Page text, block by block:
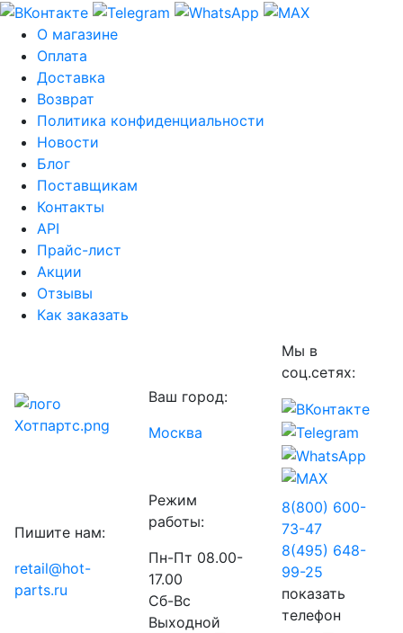
О магазине
Оплата
Доставка
Возврат
Политика конфиденциальности
Новости
Блог
Поставщикам
Контакты
API
Прайс-лист
Акции
Отзывы
Как заказать
Ваш город:
Москва
Мы в
соц.сетях:
Пишите нам:
retail@hot-
parts.ru
Режим
работы:
Пн-Пт 08.00-
17.00
Сб-Вс
Выходной
8(800) 600-
73-47
8(495) 648-
99-25
показать
телефон